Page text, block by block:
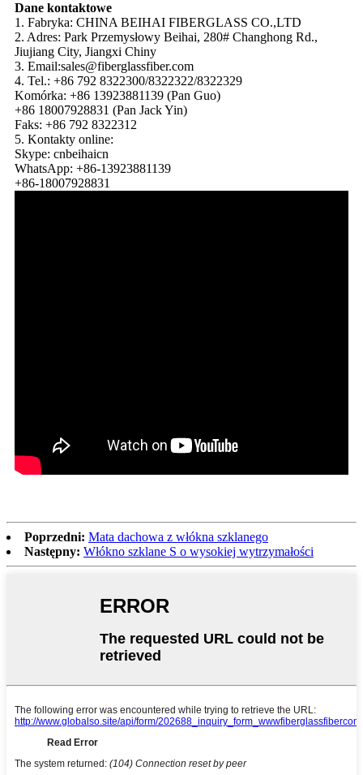
Dane kontaktowe
1. Fabryka: CHINA BEIHAI FIBERGLASS CO.,LTD
2. Adres: Park Przemysłowy Beihai, 280# Changhong Rd.,
Jiujiang City, Jiangxi Chiny
3. Email:sales@fiberglassfiber.com
4. Tel.: +86 792 8322300/8322322/8322329
Komórka: +86 13923881139 (Pan Guo)
+86 18007928831 (Pan Jack Yin)
Faks: +86 792 8322312
5. Kontakty online:
Skype: cnbeihaicn
WhatsApp: +86-13923881139
+86-18007928831
Poprzedni: Mata dachowa z włókna szklanego
Następny: Włókno szklane S o wysokiej wytrzymałości